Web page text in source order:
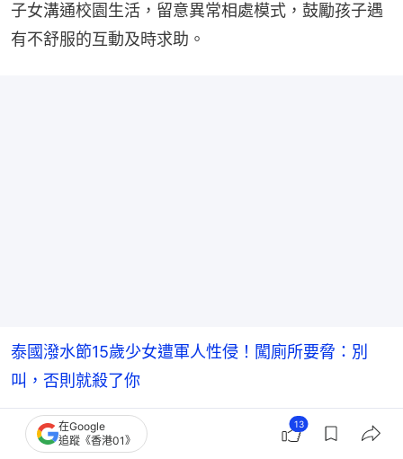
子女溝通校園生活，留意異常相處模式，鼓勵孩子遇
有不舒服的互動及時求助。
泰國潑水節15歲少女遭軍人性侵！闖廁所要脅：別
叫，否則就殺了你
熱話 世界搜奇
在Google
追蹤《香港01》
13